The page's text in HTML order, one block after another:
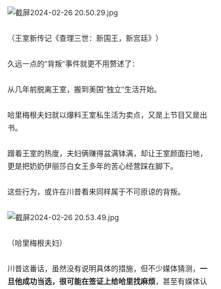
（王室新传记《查理三世：新国王，新宫廷》）
久远一点的“背叛”事件就更不用赘述了：
从几年前脱离王室，搬到美国“独立”生活开始。
哈里梅根夫妇就以爆料王室私生活为卖点，又是上节目又是出
书。
蹭着王室的热度，夫妇俩赚得盆满钵满，却让王室颜面扫地，
更是把奶奶伊丽莎白女王多年的苦心经营踩在脚下。
这些行为，或许在川普看来同样属于不可原谅的背叛。
（哈里梅根夫妇）
川普这番话，虽然没有说明具体的措施，但不少媒体猜测， 一
旦他成功当选，很可能在签证上给哈里找麻烦，甚至有媒体认